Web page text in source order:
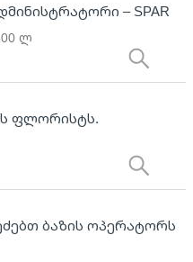
– SPAR
ლ
ფლორისტს.
ბაზის ოპერატორს